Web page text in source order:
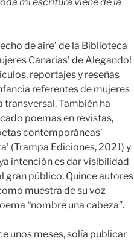
de aire’ de la Biblioteca
Canarias’ de Alegando!
reportajes y reseñas
referentes de mujeres
También ha
poemas en revistas,
contemporáneas’
(Trampa Ediciones, 2021) y
intención es dar visibilidad
gran público. Quince autores
muestra de su voz
“nombre una cabeza”.
unos meses, solía publicar